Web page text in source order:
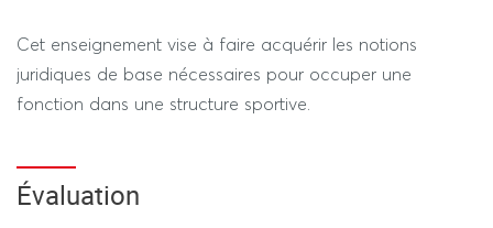
Cet enseignement vise à faire acquérir les notions
juridiques de base nécessaires pour occuper une
fonction dans une structure sportive.
Évaluation